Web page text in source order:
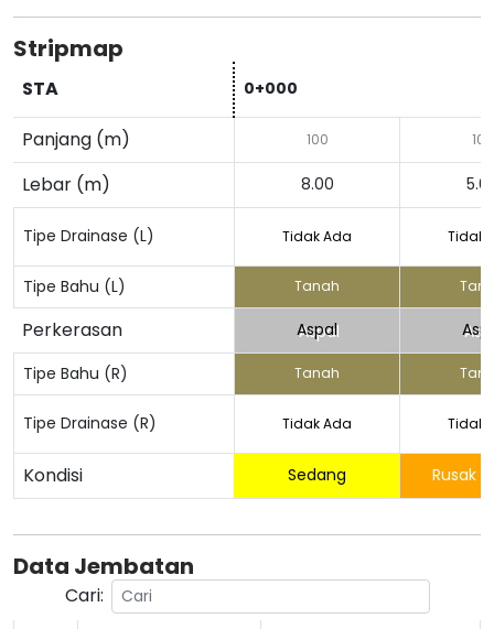
Stripmap
STA 0+000
Panjang (m) 100 100
Lebar (m) 8.00
Tipe Drainase (L) Tidak Ada Tidak
Tipe Bahu (L) Tanah
Perkerasan Aspal
Tipe Bahu (R)
Tanah
Tipe Drainase (R) Tidak Ada Tidak
Kondisi Sedang Rusak
Data Jembatan
Cari: